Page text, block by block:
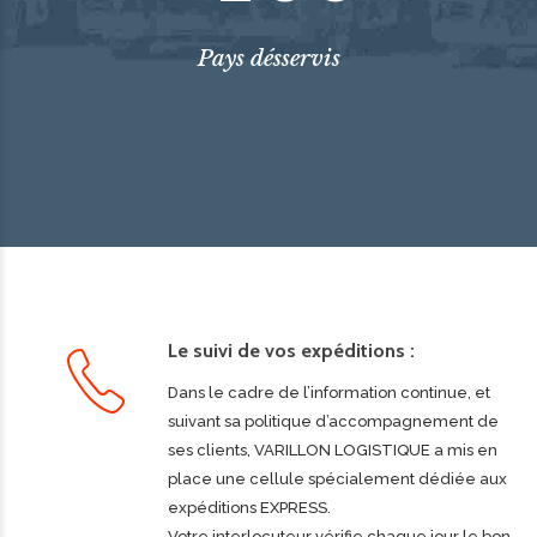
Pays désservis
Le suivi de vos expéditions :
Dans le cadre de l’information continue, et
suivant sa politique d’accompagnement de
ses clients, VARILLON LOGISTIQUE a mis en
place une cellule spécialement dédiée aux
expéditions EXPRESS.